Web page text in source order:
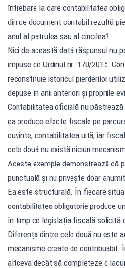
întrebare la care contabilitatea
din ce document contabil rezultă
anul al patrulea sau al cincilea?
Nici de această dată răspunsul nu
impuse de Ordinul nr. 170/2015.
reconstituie istoricul pierderilor
depuse în anii anteriori și propriile
Contabilitatea oficială nu
ea produce efecte fiscale pe
cuvinte, contabilitatea uită, iar
cele două nu există niciun
Aceste exemple demonstrează că
punctuală și nu privește doar
Ea este structurală. În fiecare
contabilitatea obligatorie produce
în timp ce legislația fiscală solicită
Diferența dintre cele două nu este
mecanisme create de contribuabil.
altceva decât să completeze o